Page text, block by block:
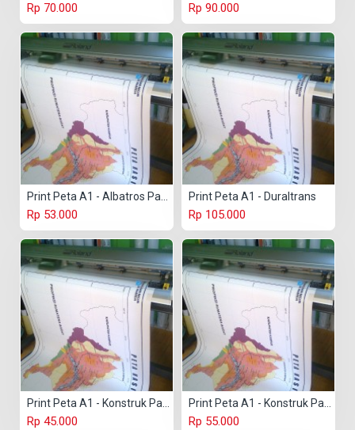
Rp 70.000 Rp 90.000
Rp 53.000
Print Peta A1 - Duraltrans
Rp 105.000
Rp 45.000 Rp 55.000